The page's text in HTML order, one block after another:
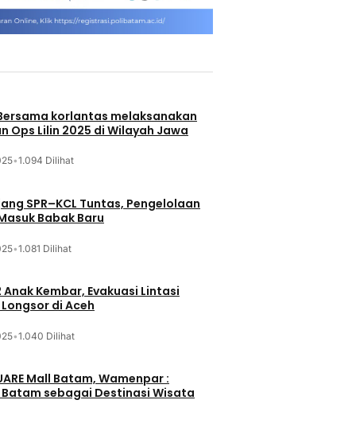
korlantas melaksanakan
Ops Lilin 2025 di Wilayah Jawa
•1.094 Dilihat
SPR–KCL Tuntas, Pengelolaan
Babak Baru
•1.081 Dilihat
Anak Kembar, Evakuasi Lintasi
di Aceh
•1.040 Dilihat
Mall Batam, Wamenpar :
Batam sebagai Destinasi Wisata